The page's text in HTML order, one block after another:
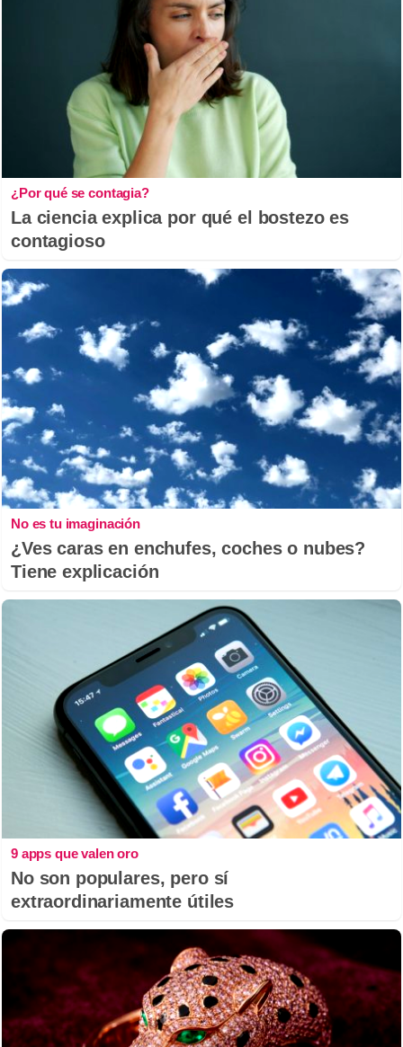
¿Por qué se contagia?
La ciencia explica por qué el bostezo es
contagioso
No es tu imaginación
¿Ves caras en enchufes, coches o nubes?
Tiene explicación
9 apps que valen oro
No son populares, pero sí
extraordinariamente útiles